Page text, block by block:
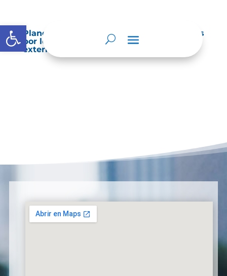
Abrir barra de herramientas
Planes de Mejoramiento vigentes exigidos
por los entes de control o auditoría
externos o internos.